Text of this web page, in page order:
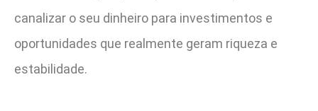
canalizar o seu dinheiro para investimentos e
oportunidades que realmente geram riqueza e
estabilidade.